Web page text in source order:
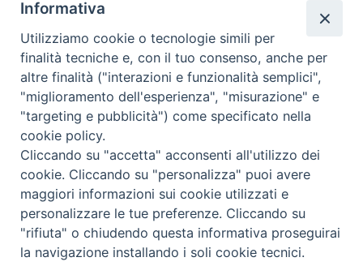
Piedimonte Matese, furto di
oggetti sacri ed ostie, la
preghiera del Vescovo Cirulli
Chiusura Punti nascita a
Piedimonte Matese e a Sessa
Aurunca. Le parole del
Vescovo
Diocesi di Alife-Caiazzo
Via Angelo Scorciarini Coppola, 234
Tel: 0823.786166 / 0823.912707
Email:info@diocesialifecaiazzo.it
Informativa
Utilizziamo cookie o tecnologie simili per
finalità tecniche e, con il tuo consenso, anche per
altre finalità ("interazioni e funzionalità semplici",
"miglioramento dell'esperienza", "misurazione" e
"targeting e pubblicità") come specificato nella
cookie policy.
Cliccando su "accetta" acconsenti all'utilizzo dei
cookie. Cliccando su "personalizza" puoi avere
maggiori informazioni sui cookie utilizzati e
personalizzare le tue preferenze. Cliccando su
"rifiuta" o chiudendo questa informativa proseguirai
la navigazione installando i soli cookie tecnici.